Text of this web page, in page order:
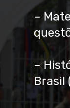
–
–
Brasil